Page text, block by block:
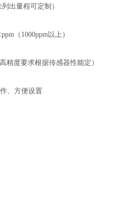
列出量程可定制）
（1000ppm以上）
精度要求根据传感器性能定）
、方便设置